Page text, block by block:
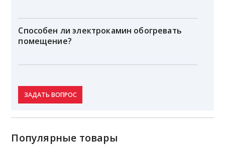
Способен ли электрокамин обогревать
помещение?
ЗАДАТЬ ВОПРОС
Популярные товары